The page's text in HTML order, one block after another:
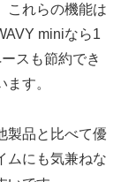
これらの機能は
miniなら1
スも節約でき
す。
製品と比べて優
ムにも気兼ねな